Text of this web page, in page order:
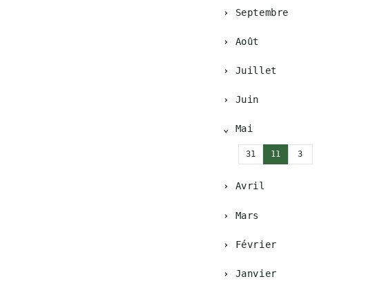
Septembre
Août
Juillet
Juin
Mai
31 11 3
Avril
Mars
Février
Janvier